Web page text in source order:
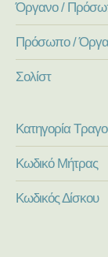
Όργανο /
Πρόσωπο /
Σολίστ
Κατηγορία
Κωδικό Μήτρας
Κωδικός Δίσκου